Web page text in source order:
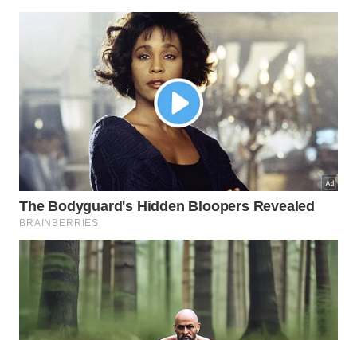
Descubra como o cuidado com o fogão influencia a
Encarar o momento de deixar tudo brilhando como
uma oportunidade única de agradecer pelo alimento
recebido muda completamente a percepção do
esforço físico envolvido na tarefa. Essa mudança de